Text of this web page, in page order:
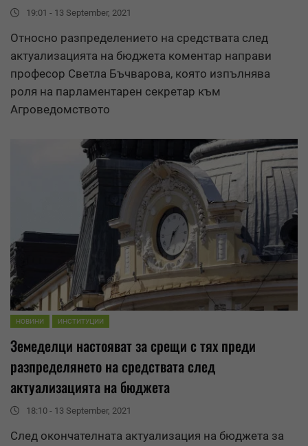
19:01 - 13 September, 2021
Относно разпределението на средствата след
актуализацията на бюджета коментар направи
професор Светла Бъчварова, която изпълнява
роля на парламентарен секретар към
Агроведомството
НОВИНИ ИНСТИТУЦИИ
Земеделци настояват за срещи с тях преди
разпределянето на средствата след
актуализацията на бюджета
18:10 - 13 September, 2021
След окончателната актуализация на бюджета за